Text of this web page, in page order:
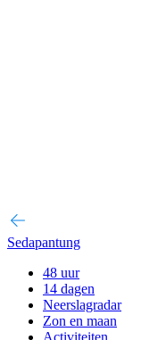
Sedapantung
48 uur
14 dagen
Neerslagradar
Zon en maan
Activiteiten